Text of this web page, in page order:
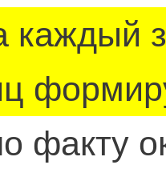
каждый
факту